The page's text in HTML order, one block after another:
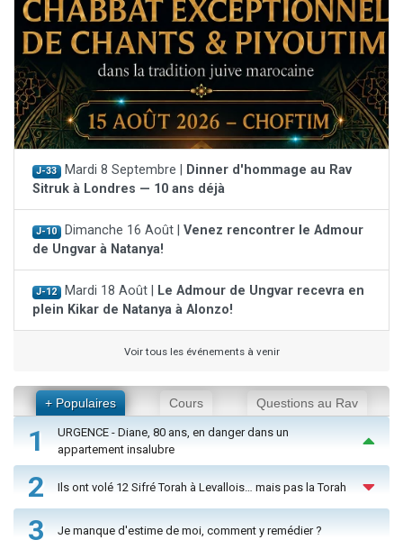
J-33 Mardi 8 Septembre |
Dinner d'hommage au Rav
Sitruk à Londres — 10 ans déjà
J-10 Dimanche 16 Août | Venez rencontrer le Admour
de Ungvar à Natanya!
J-12 Mardi 18 Août |
Le Admour de Ungvar recevra en
plein Kikar de Natanya à Alonzo!
Voir tous les événements à venir
+ Populaires Cours Questions au Rav
1
URGENCE - Diane, 80 ans, en danger dans un
appartement insalubre
2 Ils ont volé 12 Sifré Torah à Levallois… mais pas la Torah
3 Je manque d'estime de moi, comment y remédier ?